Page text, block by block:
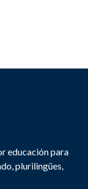
educación para
plurilingües,